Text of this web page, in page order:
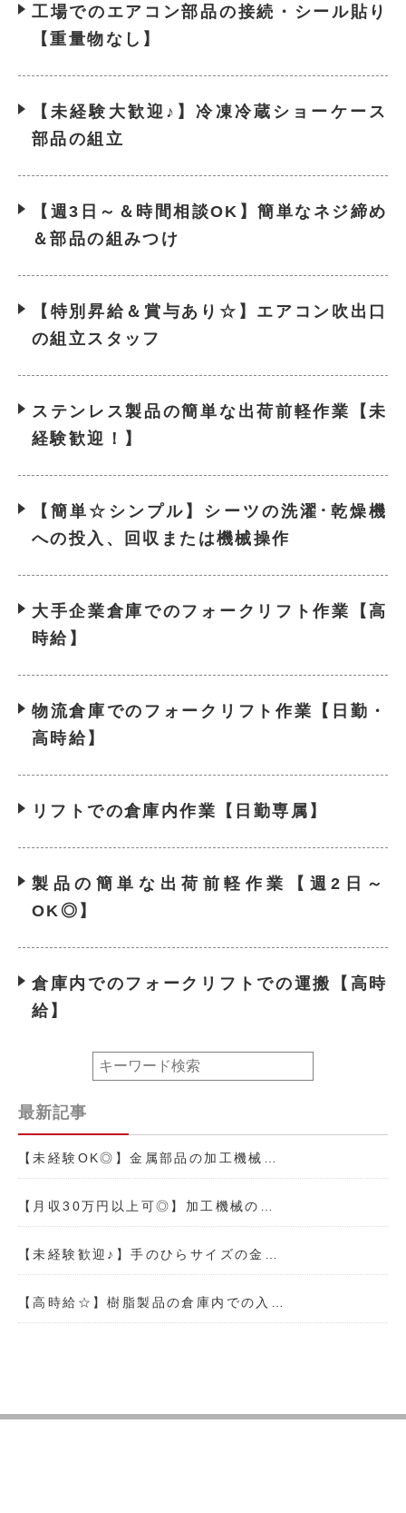
工場でのエアコン部品の接続・シール貼り
【重量物なし】
【未経験大歓迎♪】冷凍冷蔵ショーケース
部品の組立
【週3日～＆時間相談OK】簡単なネジ締め
＆部品の組みつけ
【特別昇給＆賞与あり☆】エアコン吹出口
の組立スタッフ
ステンレス製品の簡単な出荷前軽作業【未
経験歓迎！】
【簡単☆シンプル】シーツの洗濯･乾燥機
への投入、回収または機械操作
大手企業倉庫でのフォークリフト作業【高
時給】
物流倉庫でのフォークリフト作業【日勤・
高時給】
リフトでの倉庫内作業【日勤専属】
製品の簡単な出荷前軽作業【週2日～
OK◎】
倉庫内でのフォークリフトでの運搬【高時
給】
最新記事
【未経験OK◎】金属部品の加工機械…
【月収30万円以上可◎】加工機械の…
【未経験歓迎♪】手のひらサイズの金…
【高時給☆】樹脂製品の倉庫内での入…